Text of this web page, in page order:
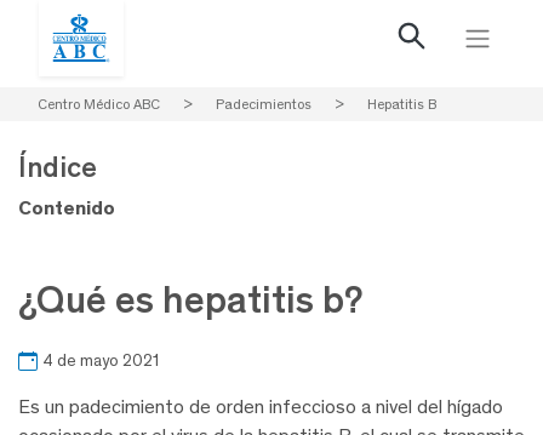
Centro Médico ABC > Padecimientos > Hepatitis B
¿Qué es hepatitis b?
4 de mayo 2021
Es un padecimiento de orden infeccioso a nivel del hígado
Índice
Contenido